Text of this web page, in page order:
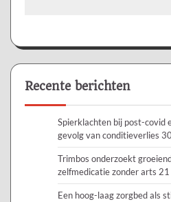
Recente berichten
Spierklachten bij post-covid
gevolg van conditieverlies
Trimbos onderzoekt
zelfmedicatie zonder arts 21
Een hoog-laag zorgbed als